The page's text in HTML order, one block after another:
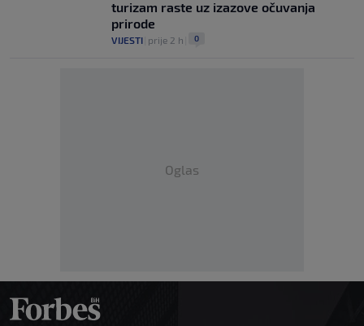
turizam raste uz izazove očuvanja
prirode
VIJESTI prije 2 h 0
Oglas